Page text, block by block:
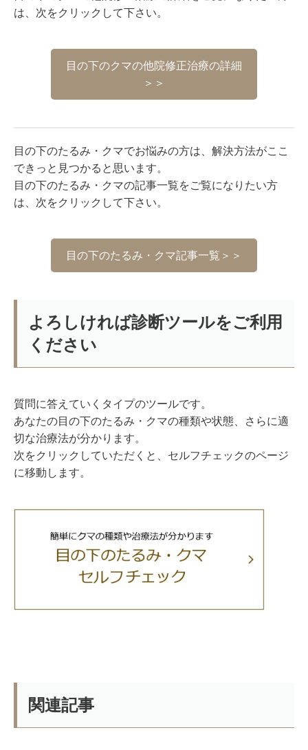
は、次をクリックして下さい。
目の下のクマの他院修正治療の詳細
＞＞
目の下のたるみ・クマでお悩みの方は、解決方法がここ
できっと見つかると思います。
目の下のたるみ・クマの記事一覧をご覧になりたい方
は、次をクリックして下さい。
目の下のたるみ・クマ記事一覧＞＞
よろしければ診断ツールをご利用
ください
質問に答えていくタイプのツールです。
あなたの目の下のたるみ・クマの種類や状態、さらに適
切な治療法が分かります。
次をクリックしていただくと、セルフチェックのページ
に移動します。
関連記事